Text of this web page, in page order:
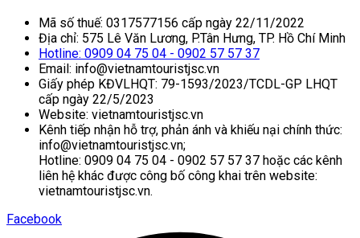
Mã số thuế: 0317577156 cấp ngày 22/11/2022
Địa chỉ: 575 Lê Văn Lương, P.Tân Hưng, TP. Hồ Chí Minh
Hotline: 0909 04 75 04 - 0902 57 57 37
Email: info@vietnamtouristjsc.vn
Giấy phép KĐVLHQT: 79-1593/2023/TCDL-GP LHQT
cấp ngày 22/5/2023
Website: vietnamtouristjsc.vn
Kênh tiếp nhận hỗ trợ, phản ánh và khiếu nại chính thức:
info@vietnamtouristjsc.vn;
Hotline: 0909 04 75 04 - 0902 57 57 37 hoặc các kênh
liên hệ khác được công bố công khai trên website:
vietnamtouristjsc.vn.
Facebook